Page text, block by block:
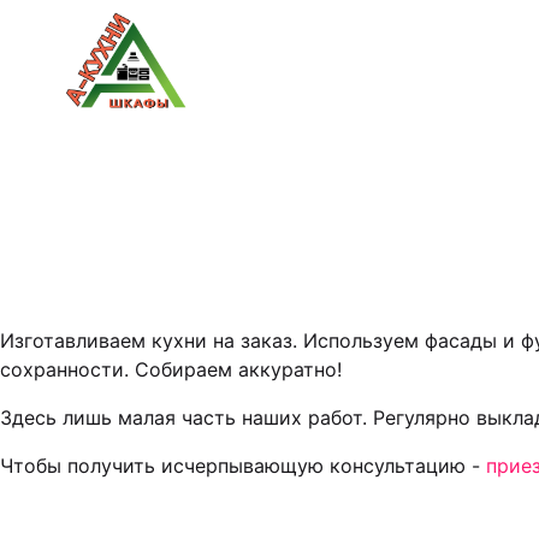
Изготавливаем кухни на заказ. Используем фасады
сохранности. Собираем аккуратно!
Здесь лишь малая часть наших работ. Регулярно
Чтобы получить исчерпывающую консультацию -